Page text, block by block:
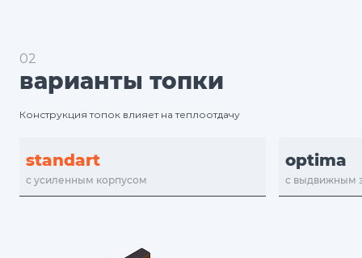
02
варианты топки
Конструкция топок влияет на теплоотдачу
standart
с усиленным корпусом
optima
с выдвижным